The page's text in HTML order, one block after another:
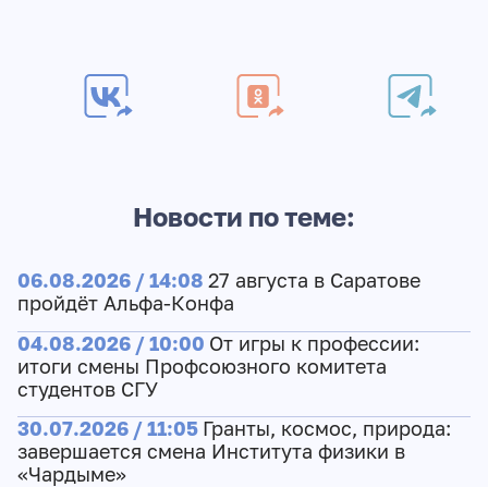
Новости по теме:
06.08.2026 / 14:08 27 августа в Саратове
пройдёт Альфа-Конфа
04.08.2026 / 10:00 От игры к профессии:
итоги смены Профсоюзного комитета
студентов СГУ
30.07.2026 / 11:05 Гранты, космос, природа:
завершается смена Института физики в
«Чардыме»